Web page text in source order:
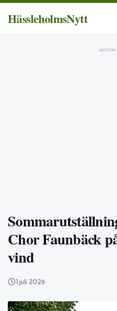
HässleholmsNytt
Chor Faunbäck
vind
1 juli 2026